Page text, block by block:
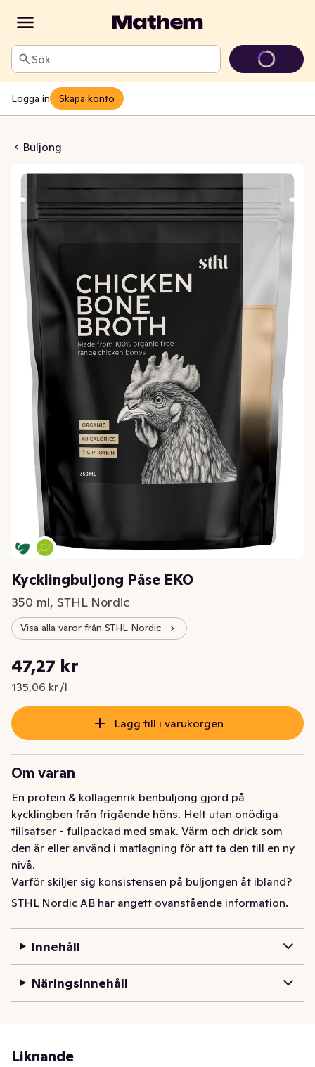
Sök
Logga in Skapa konto
Buljong
Påse EKO
Kycklingbuljong Påse EKO
350 ml, STHL Nordic
Visa alla varor från STHL Nordic
Nuvarande pris är: 47,27 kr
47,27 kr
135,06 kr /l
Styckpris: 135,06 kr /l
Lägg till i varukorgen
Om varan
En protein & kollagenrik benbuljong gjord på
kycklingben från frigående höns. Helt utan onödiga
tillsatser - fullpackad med smak. Värm och drick som
den är eller använd i matlagning för att ta den till en ny
nivå.
Varför skiljer sig konsistensen på buljongen åt ibland?
STHL Nordic kokar sin benbuljong på ekologiska
varje ben som används innehåller olika mycket "köttiga
detaljer", så som kött, bindvänd. märg, etc. Detta gör i
sin tur att det finns små avvikelser från batch till batch,
och att vissa burkar kan upplevas som mer eller mindre
"geleiga". Att koka benbuljong är ett hantverk, och varje
STHL Nordic AB har angett ovanstående information.
Innehåll
Näringsinnehåll
Liknande